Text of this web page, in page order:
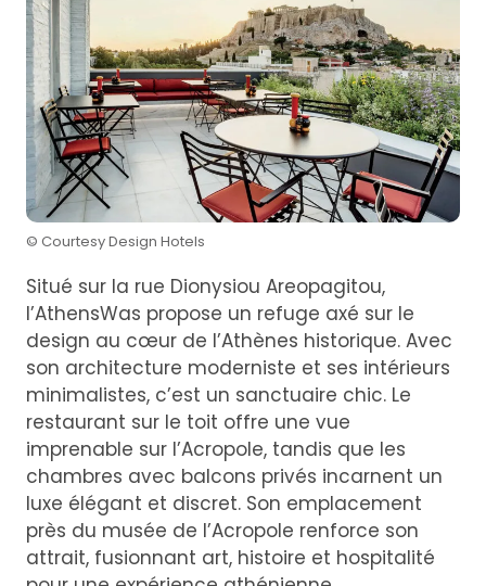
© Courtesy Design Hotels
Situé sur la rue Dionysiou Areopagitou,
l’AthensWas propose un refuge axé sur le
design au cœur de l’Athènes historique. Avec
son architecture moderniste et ses intérieurs
minimalistes, c’est un sanctuaire chic. Le
restaurant sur le toit offre une vue
imprenable sur l’Acropole, tandis que les
chambres avec balcons privés incarnent un
luxe élégant et discret. Son emplacement
près du musée de l’Acropole renforce son
attrait, fusionnant art, histoire et hospitalité